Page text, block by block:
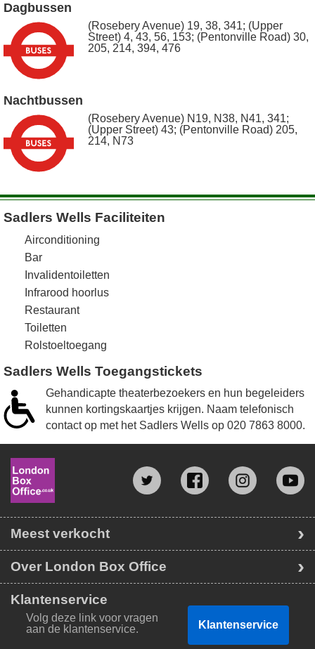
Sadlers Wells Faciliteiten
Airconditioning
Bar
Invalidentoiletten
Infrarood hoorlus
Restaurant
Toiletten
Rolstoeltoegang
Sadlers Wells Toegangstickets
Gehandicapte theaterbezoekers en hun begeleiders
kunnen kortingskaartjes krijgen. Naam telefonisch
contact op met het Sadlers Wells op 020 7863 8000.
Dagbussen
(Rosebery Avenue) 19, 38, 341; (Upper
Street) 4, 43, 56, 153; (Pentonville Road) 30,
205, 214, 394, 476
Nachtbussen
(Rosebery Avenue) N19, N38, N41, 341;
(Upper Street) 43; (Pentonville Road) 205,
214, N73
Meest verkocht
Over London Box Office
Klantenservice
Volg deze link voor vragen
aan de klantenservice.
Klantenservice